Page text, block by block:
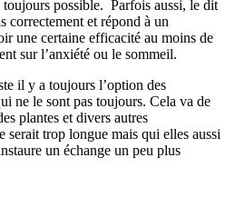
toujours possible. Parfois aussi, le dit
correctement et répond à un
une certaine efficacité au moins de
sur l’anxiété ou le sommeil.
il y a toujours l’option des
ne le sont pas toujours. Cela va de
plantes et divers autres
serait trop longue mais qui elles aussi
un échange un peu plus